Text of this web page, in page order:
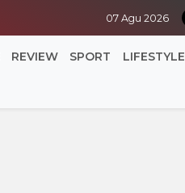
07 Agu 2026
REVIEW SPORT LIFESTYLE